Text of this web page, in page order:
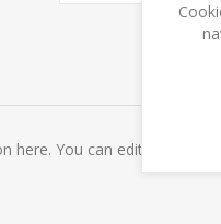
You can edit this in the